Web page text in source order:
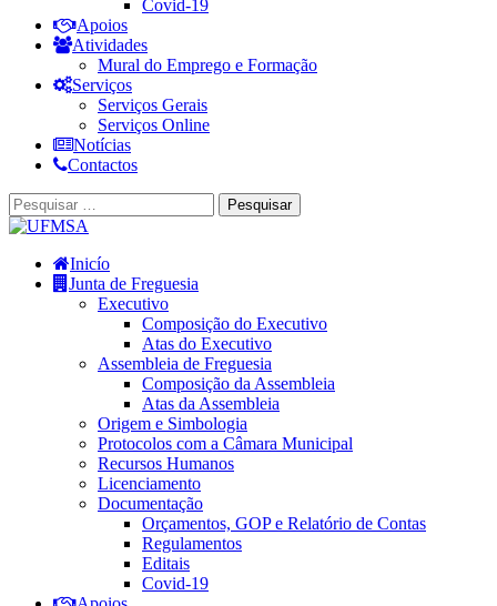
Covid-19
Apoios
Atividades
Mural do Emprego e Formação
Serviços
Serviços Gerais
Serviços Online
Notícias
Contactos
Inicío
Junta de Freguesia
Executivo
Composição do Executivo
Atas do Executivo
Assembleia de Freguesia
Composição da Assembleia
Atas da Assembleia
Origem e Simbologia
Protocolos com a Câmara Municipal
Recursos Humanos
Licenciamento
Documentação
Orçamentos, GOP e Relatório de Contas
Regulamentos
Editais
Covid-19